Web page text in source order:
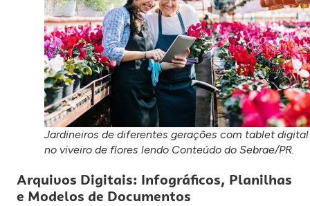
Jardineiros de diferentes gerações com tablet digital
no viveiro de flores lendo Conteúdo do Sebrae/PR.
Arquivos Digitais: Infográficos, Planilhas
e Modelos de Documentos